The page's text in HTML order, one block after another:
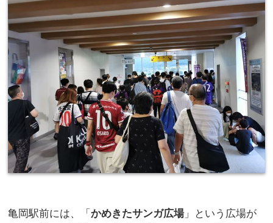
亀岡駅前には、「かめきたサンガ広場」という広場が